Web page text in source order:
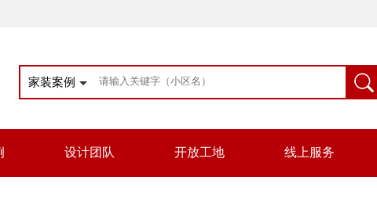
家装案例
设计团队 开放工地 线上服务